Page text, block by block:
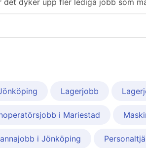
dyker upp fler lediga jobb som
Lagerjobb
i Mariestad
i Jönköping